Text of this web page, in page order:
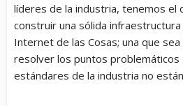
líderes de la industria, tenemos el
construir una sólida
Internet de las Cosas; una que
resolver los puntos problemáticos
estándares de la industria no